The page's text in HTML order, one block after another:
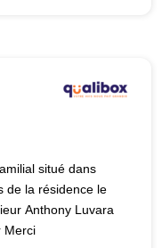
situé dans
est très pédagogue on peut avancer Merci